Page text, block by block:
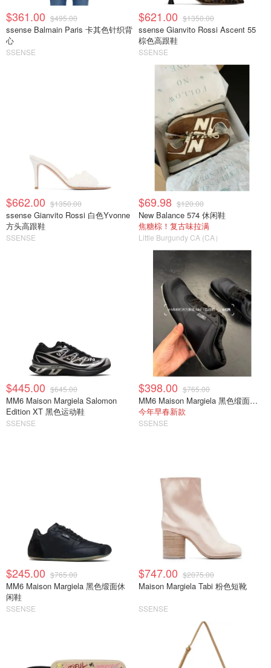
$361.00 $495.00
ssense Balmain Paris 卡其色针织背
心
SSENSE
$621.00 $1350.00
ssense Gianvito Rossi Ascent 55
棕色高跟鞋
SSENSE
$662.00 $1350.00
ssense Gianvito Rossi 白色Yvonne
方头高跟鞋
SSENSE
$69.98 $120.00
New Balance 574 休闲鞋
焦糖棕！复古味拉满
Little Burgundy CA (CA）
$445.00 $645.00
MM6 Maison Margiela Salomon
Edition XT 黑色运动鞋
SSENSE
$398.00 $765.00
MM6 Maison Margiela 黑色缎面半拖运动鞋
今年早春新款
SSENSE
$245.00 $765.00
MM6 Maison Margiela 黑色缎面休
闲鞋
SSENSE
$747.00 $2075.00
Maison Margiela Tabi 粉色短靴
SSENSE